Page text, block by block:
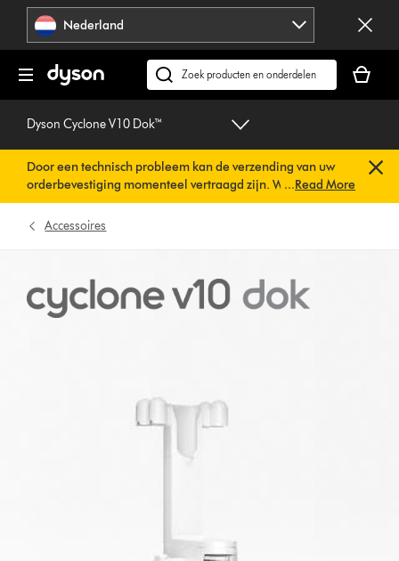
Navigatie
overslaan
Nederland
Zoek
op
dyson.nl
is
Dyson Cyclone V10 Dok™
Door een technisch probleem kan de verzending van uw
orderbevestiging momenteel vertraagd zijn. We werken al
aan een snelle oplossing.U hoeft verder niets te doen. Uw
orderbevestiging wordt binnenkort automatisch naar u
...Read More
Accessoires